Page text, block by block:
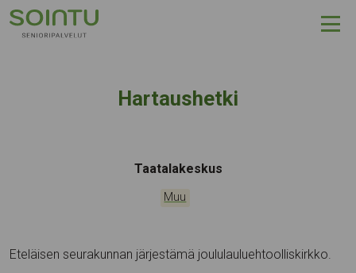
Hyppää sisältöön
Hartaushetki
Tapahtumapaikka:
Taatalakeskus
Kategoriat:
Muu
Eteläisen seurakunnan järjestämä joululauluehtoolliskirkko.